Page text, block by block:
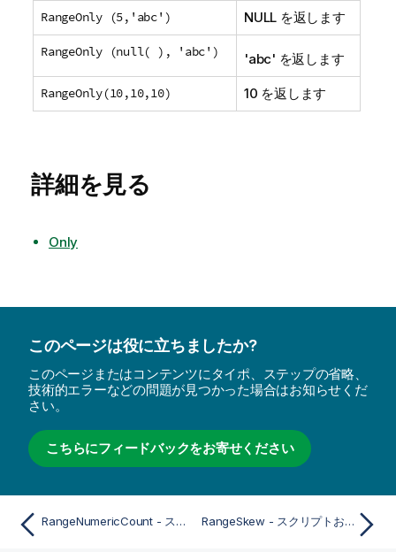
RangeOnly (5,'abc') NULL を返します
RangeOnly (null( ), 'abc') 'abc' を返します
RangeOnly(10,10,10) 10 を返します
詳細を見る
Only
このページは役に立ちましたか?
このページまたはコンテンツにタイポ、ステップの省略、
技術的エラーなどの問題が見つかった場合はお知らせくだ
さい。
こちらにフィードバックをお寄せください
RangeNumericCount - スクリプトおよびチャート関数 RangeSkew - スクリプトおよびチャート関数